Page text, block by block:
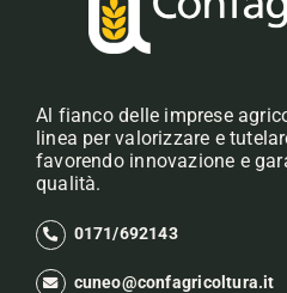
Al fianco delle imprese
linea per valorizzare e
favorendo innovazione e
qualità.
0171/692143
cuneo@confagricoltura.it